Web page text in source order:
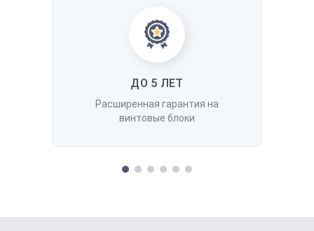
ДО 5 ЛЕТ
Расширенная гарантия на
винтовые блоки